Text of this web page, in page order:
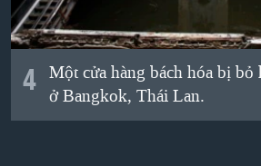
4 Một cửa hàng bách hóa bị bỏ
ở Bangkok, Thái Lan.